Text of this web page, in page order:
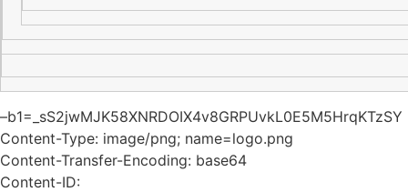
–b1=_sS2jwMJK58XNRDOIX4v8GRPUvkL0E5M5HrqKTzSY
Content-Type: image/png; name=logo.png
Content-Transfer-Encoding: base64
Content-ID: